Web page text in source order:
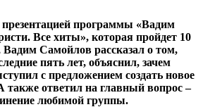
презентацией программы «Вадим
Все хиты», которая пройдет 10
Вадим Самойлов рассказал о том,
пять лет, объяснил, зачем
с предложением создать новое
ответил на главный вопрос –
любимой группы.